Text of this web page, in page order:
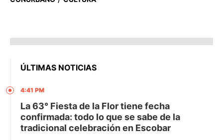
ÚLTIMAS NOTICIAS
4:41 PM
La 63° Fiesta de la Flor tiene fecha
confirmada: todo lo que se sabe de la
tradicional celebración en Escobar